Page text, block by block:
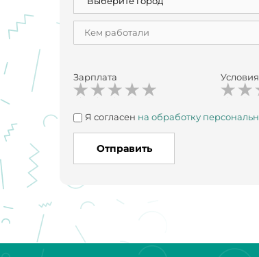
Зарплата Условия
Я согласен на обработку
Отправить